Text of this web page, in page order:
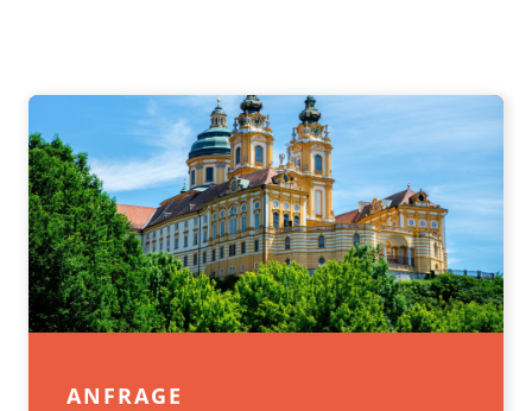
ANFRAGE